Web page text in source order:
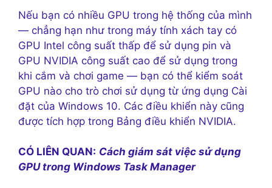
Nếu bạn có nhiều GPU trong hệ thống của mình
— chẳng hạn như trong máy tính xách tay có
GPU Intel công suất thấp để sử dụng pin và
GPU NVIDIA công suất cao để sử dụng trong
khi cắm và chơi game — bạn có thể kiểm soát
GPU nào cho trò chơi sử dụng từ ứng dụng Cài
đặt của Windows 10. Các điều khiển này cũng
được tích hợp trong Bảng điều khiển NVIDIA.
CÓ LIÊN QUAN: Cách giám sát việc sử dụng
GPU trong Windows Task Manager